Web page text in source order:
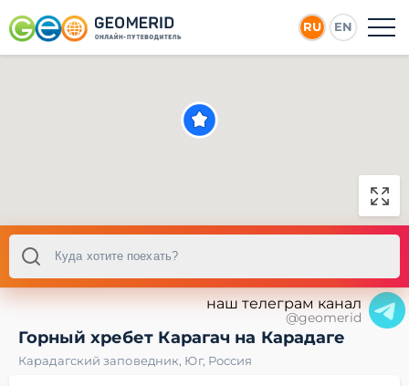
RU EN
наш телеграм канал
@geomerid
Горный хребет Карагач на Карадаге
Карадагский заповедник, Юг, Россия